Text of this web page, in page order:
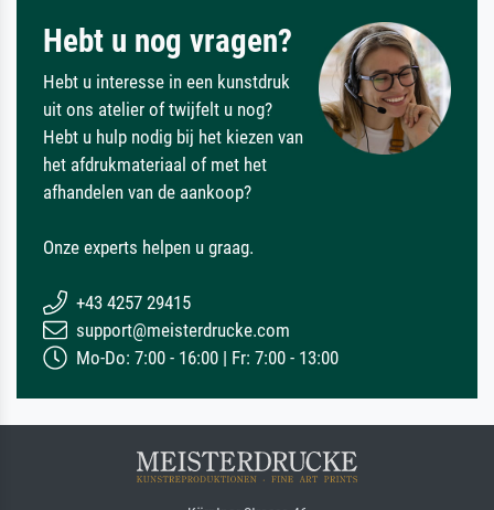
Hebt u nog vragen?
Hebt u interesse in een kunstdruk
uit ons atelier of twijfelt u nog?
Hebt u hulp nodig bij het kiezen van
het afdrukmateriaal of met het
afhandelen van de aankoop?
Onze experts helpen u graag.
+43 4257 29415
support@meisterdrucke.com
Mo-Do: 7:00 - 16:00 | Fr: 7:00 - 13:00